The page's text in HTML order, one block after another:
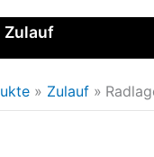
Zulauf
Zulauf